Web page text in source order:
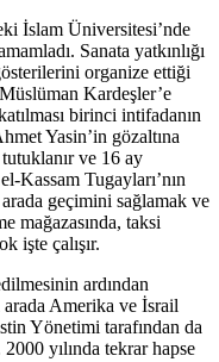
İslam Üniversitesi’nde
Sanata yatkınlığı
organize ettiği
Kardeşler’e
birinci intifadanın
Yasin’in gözaltına
tutuklanır ve 16 ay
Kassam Tugayları’nın
geçimini sağlamak ve
mağazasında, taksi
işte çalışır.
ardından
Amerika ve İsrail
Yönetimi tarafından da
yılında tekrar hapse